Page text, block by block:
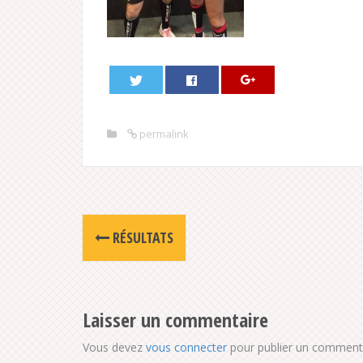
permalink
Post
navigation
RÉSULTATS
Laisser un commentaire
Vous devez vous connecter pour publier un